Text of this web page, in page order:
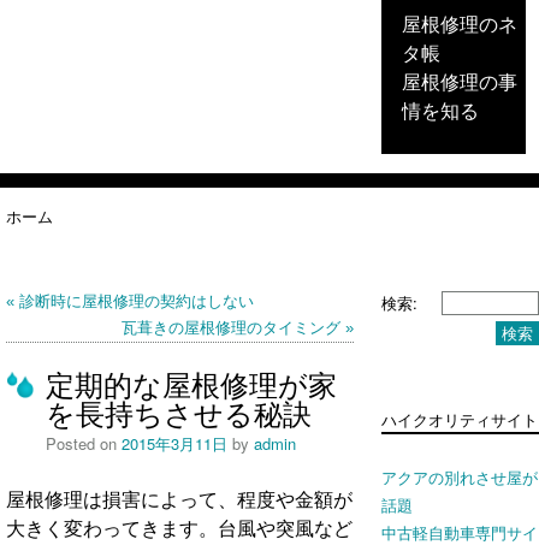
屋根修理のネ
タ帳
屋根修理の事
情を知る
ホーム
診断時に屋根修理の契約はしない
瓦葺きの屋根修理のタイミング
定期的な屋根修理が家
を長持ちさせる秘訣
Posted on2015年3月11日 byadmin
屋根修理は損害によって、程度や金額が
大きく変わってきます。台風や突風など
検索:
ハイクオリティサイト
アクアの別れさせ屋が
話題
中古軽自動車専門サイ